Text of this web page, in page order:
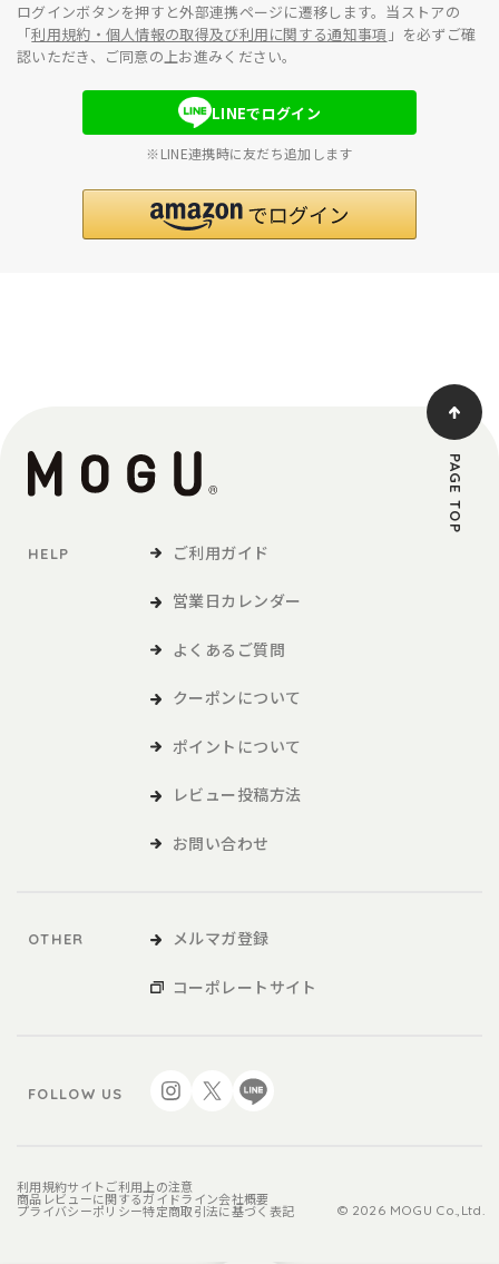
ログインボタンを押すと外部連携ページに遷移します。当ストアの
「利用規約・個人情報の取得及び利用に関する通知事項 」を必ずご確
認いただき、ご同意の上お進みください。
LINEでログイン
※LINE連携時に友だち追加します
HELP ご利用ガイド
営業日カレンダー
よくあるご質問
クーポンについて
ポイントについて
レビュー投稿方法
お問い合わせ
OTHER メルマガ登録
コーポレートサイト
FOLLOW US
利用規約サイトご利用上の注意
商品レビューに関するガイドライン会社概要
プライバシーポリシー特定商取引法に基づく表記 © 2026 MOGU Co.,Ltd.
PAGE TOP